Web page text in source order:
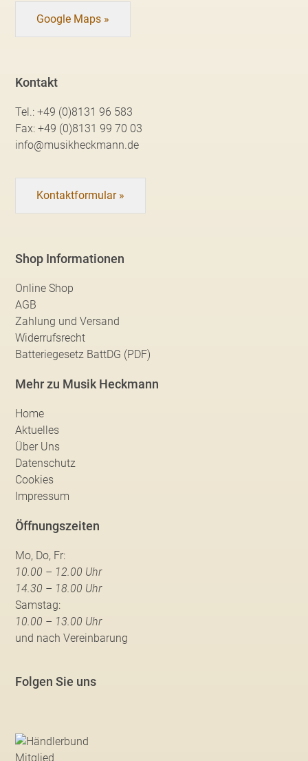
Google Maps »
Kontakt
Tel.:+49 (0)8131 96 583
Fax:+49 (0)8131 99 70 03
info@musikheckmann.de
Kontaktformular »
Shop Informationen
Online Shop
AGB
Zahlung und Versand
Widerrufsrecht
Batteriegesetz BattDG (PDF)
Mehr zu Musik Heckmann
Home
Aktuelles
Über Uns
Datenschutz
Cookies
Impressum
Öffnungszeiten
Mo, Do, Fr:
10.00 – 12.00 Uhr
14.30 – 18.00 Uhr
Samstag:
10.00 – 13.00 Uhr
und nach Vereinbarung
Folgen Sie uns